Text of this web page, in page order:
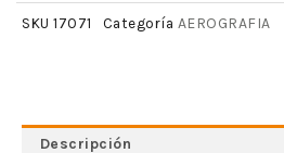
SKU 17071 Categoría AEROGRAFIA
Descripción